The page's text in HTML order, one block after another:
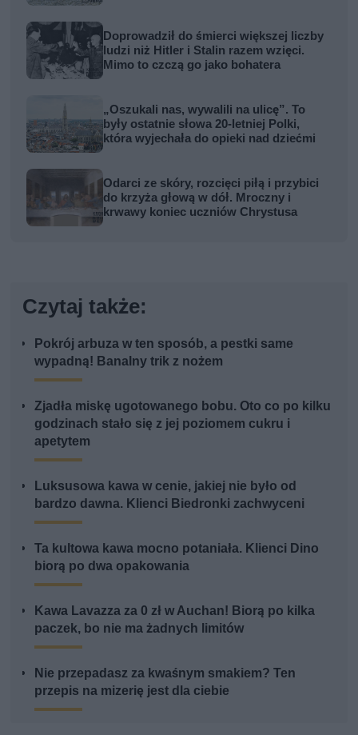
Doprowadził do śmierci większej liczby
ludzi niż Hitler i Stalin razem wzięci.
Mimo to czczą go jako bohatera
„Oszukali nas, wywalili na ulicę”. To
były ostatnie słowa 20-letniej Polki,
która wyjechała do opieki nad dziećmi
Odarci ze skóry, rozcięci piłą i przybici
do krzyża głową w dół. Mroczny i
krwawy koniec uczniów Chrystusa
Czytaj także:
Pokrój arbuza w ten sposób, a pestki same
wypadną! Banalny trik z nożem
Zjadła miskę ugotowanego bobu. Oto co po kilku
godzinach stało się z jej poziomem cukru i
apetytem
Luksusowa kawa w cenie, jakiej nie było od
bardzo dawna. Klienci Biedronki zachwyceni
Ta kultowa kawa mocno potaniała. Klienci Dino
biorą po dwa opakowania
Kawa Lavazza za 0 zł w Auchan! Biorą po kilka
paczek, bo nie ma żadnych limitów
Nie przepadasz za kwaśnym smakiem? Ten
przepis na mizerię jest dla ciebie